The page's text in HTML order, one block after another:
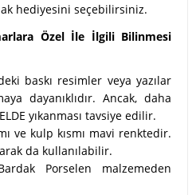
hediyesini seçebilirsiniz.
Özel İle İlgili Bilinmesi
baskı resimler veya yazılar
dayanıklıdır. Ancak, daha
yıkanması tavsiye edilir.
ve kulp kısmı mavi renktedir.
da kullanılabilir.
Porselen malzemeden